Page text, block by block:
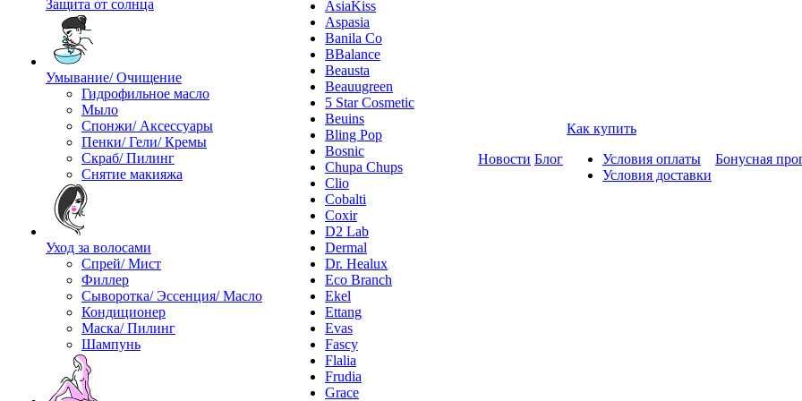
Защита от солнца
Умывание/ Очищение
Гидрофильное масло
Мыло
Спонжи/ Аксессуары
Пенки/ Гели/ Кремы
Скраб/ Пилинг
Снятие макияжа
Уход за волосами
Спрей/ Мист
Филлер
Сыворотка/ Эссенция/ Масло
Кондиционер
Маска/ Пилинг
Шампунь
AsiaKiss
Aspasia
Banila Co
BBalance
Beausta
Beauugreen
5 Star Cosmetic
Beuins
Bling Pop
Bosnic
Chupa Chups
Clio
Cobalti
Coxir
D2 Lab
Dermal
Dr. Healux
Eco Branch
Ekel
Ettang
Evas
Fascy
Flalia
Frudia
Grace
Новости Блог
Как купить
Условия оплаты
Условия доставки
Бонусная